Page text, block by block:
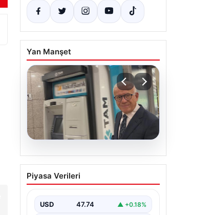
Yan Manşet
06.08.2026
Ertuğrul Özkök ifade
verdi. “Aklımın ucundan
Piyasa Verileri
USD 47.74 ▲ +0.18%